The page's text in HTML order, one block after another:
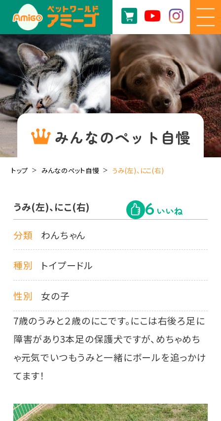
みんなのペット自慢
トップ みんなのペット自慢 うみ(左)、にこ(右)
うみ(左)、にこ(右) 6 いいね
分類 わんちゃん
種別 トイプードル
性別
女の子
7歳のうみと２歳のにこです。にこは右後ろ足に
障害があり3本足の保護犬ですが、めちゃめち
ゃ元気でいつもうみと一緒にボールを追っかけ
てます！